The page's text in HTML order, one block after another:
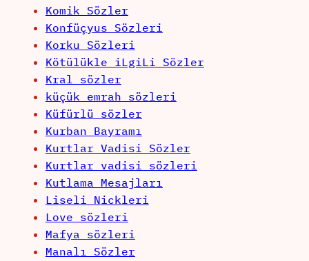
Komik Sözler
Konfüçyus Sözleri
Korku Sözleri
Kötülükle iLgiLi Sözler
Kral sözler
küçük emrah sözleri
Küfürlü sözler
Kurban Bayramı
Kurtlar Vadisi Sözler
Kurtlar vadisi sözleri
Kutlama Mesajları
Liseli Nickleri
Love sözleri
Mafya sözleri
Manalı Sözler